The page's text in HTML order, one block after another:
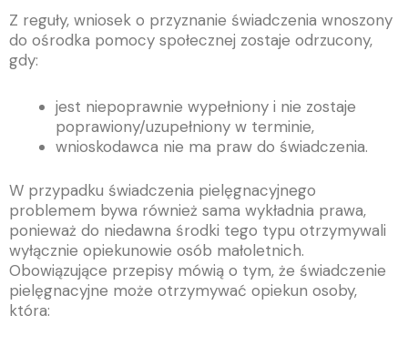
Z reguły, wniosek o przyznanie świadczenia wnoszony
do ośrodka pomocy społecznej zostaje odrzucony,
gdy:
jest niepoprawnie wypełniony i nie zostaje
poprawiony/uzupełniony w terminie,
wnioskodawca nie ma praw do świadczenia.
W przypadku świadczenia pielęgnacyjnego
problemem bywa również sama wykładnia prawa,
ponieważ do niedawna środki tego typu otrzymywali
wyłącznie opiekunowie osób małoletnich.
Obowiązujące przepisy mówią o tym, że świadczenie
pielęgnacyjne może otrzymywać opiekun osoby,
która: